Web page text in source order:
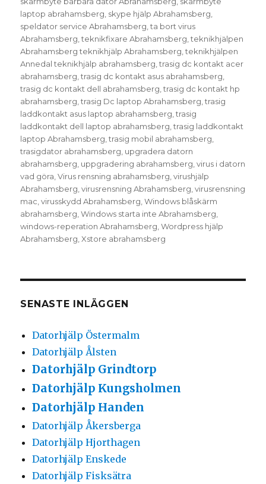
laptop abrahamsberg skype hjälp Abrahamsberg
speldator service Abrahamsberg ,ta bort virus
Abrahamsberg ,teknikfixare Abrahamsberg ,teknikhjälpen
Abrahamsberg teknikhjälp Abrahamsberg ,teknikhjälpen
Annedal teknikhjälp abrahamsberg ,trasig dc kontakt acer
abrahamsberg ,trasig dc kontakt asus abrahamsberg
trasig dc kontakt dell abrahamsberg ,trasig dc kontakt hp
abrahamsberg ,trasig Dc laptop Abrahamsberg ,trasig
laddkontakt asus laptop abrahamsberg ,trasig
laddkontakt dell laptop abrahamsberg ,trasig laddkontakt
laptop Abrahamsberg ,trasig mobil abrahamsberg
trasigdator abrahamsberg upgradera datorn
abrahamsberg uppgradering abrahamsberg ,virus i datorn
vad göra ,Virus rensning abrahamsberg ,virushjälp
Abrahamsberg ,virusrensning Abrahamsberg ,virusrensning
mac ,virusskydd Abrahamsberg ,Windows blåskärm
abrahamsberg ,Windows starta inte Abrahamsberg
windows-reperation Abrahamsberg ,Wordpress hjälp
Abrahamsberg ,Xstore abrahamsberg
SENASTE INLÄGGEN
Datorhjälp Östermalm
Datorhjälp Ålsten
Datorhjälp Grindtorp
Datorhjälp Kungsholmen
Datorhjälp Handen
Datorhjälp Åkersberga
Datorhjälp Hjorthagen
Datorhjälp Enskede
Datorhjälp Fisksätra